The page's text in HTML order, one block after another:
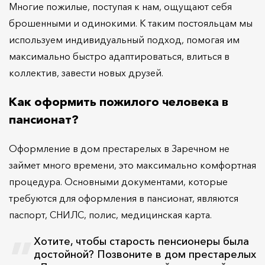
Многие пожилые, поступая к нам, ощущают себя
брошенными и одинокими. К таким постояльцам мы
используем индивидуальный подход, помогая им
максимально быстро адаптироваться, влиться в
коллектив, завести новых друзей.
Как оформить пожилого человека в
пансионат?
Оформление в дом престарелых в Заречном не
займет много времени, это максимально комфортная
процедура. Основными документами, которые
требуются для оформления в пансионат, являются
паспорт, СНИЛС, полис, медицинская карта.
Хотите, чтобы старость пенсионеры была
достойной? Позвоните в дом престарелых